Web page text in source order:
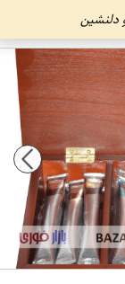
دلنشین